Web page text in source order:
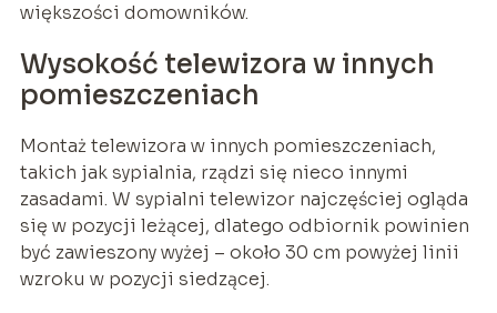
większości domowników.
Wysokość telewizora w innych
pomieszczeniach
Montaż telewizora w innych pomieszczeniach,
takich jak sypialnia, rządzi się nieco innymi
zasadami. W sypialni telewizor najczęściej ogląda
się w pozycji leżącej, dlatego odbiornik powinien
być zawieszony wyżej – około 30 cm powyżej linii
wzroku w pozycji siedzącej.